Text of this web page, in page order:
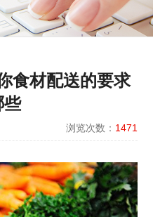
食材配送的要求
些
浏览次数： 1471